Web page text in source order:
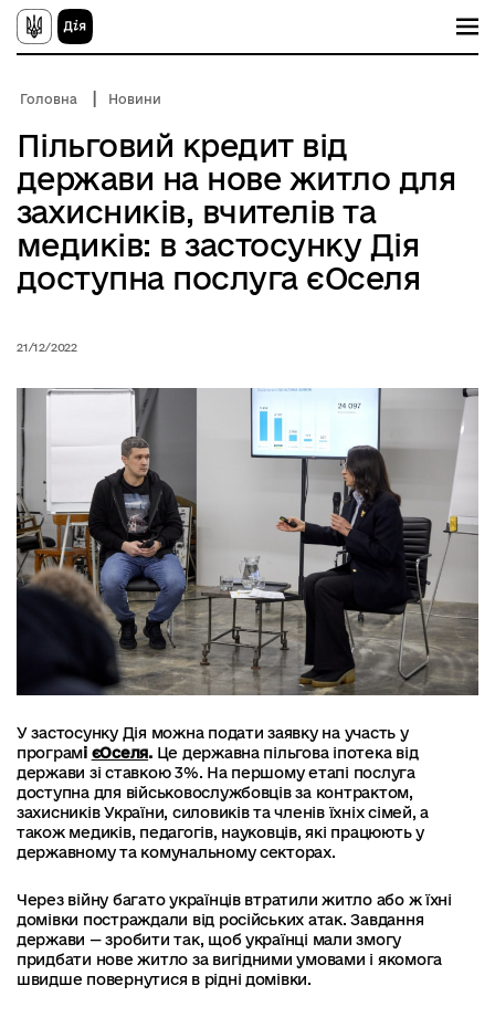
П
е
р
й
о
н
о
в
н
о
в
у
Головна Новини
Пільговий кредит від
держави на нове житло для
захисників, вчителів та
медиків: в застосунку Дія
доступна послуга єОселя
21/12/2022
У застосунку Дія можна подати заявку на участь у
програмі єОселя.Це державна пільгова іпотека від
держави зі ставкою 3%. На першому етапі послуга
доступна для військовослужбовців за контрактом,
захисників України, силовиків та членів їхніх сімей, а
також медиків, педагогів, науковців, які працюють у
державному та комунальному секторах.
Через війну багато українців втратили житло або ж їхні
домівки постраждали від російських атак. Завдання
держави — зробити так, щоб українці мали змогу
придбати нове житло за вигідними умовами і якомога
швидше повернутися в рідні домівки.